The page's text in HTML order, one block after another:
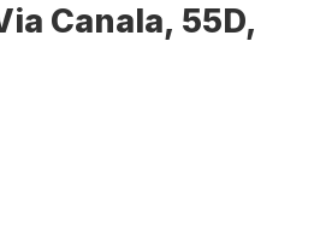
Canala, 55D,